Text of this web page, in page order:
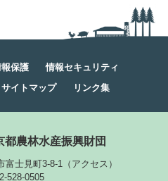
保護
情報セキュリティ
サイトマップ リンク集
都農林水産振興財団
富士見町3-8-1（ アクセス ）
528-0505